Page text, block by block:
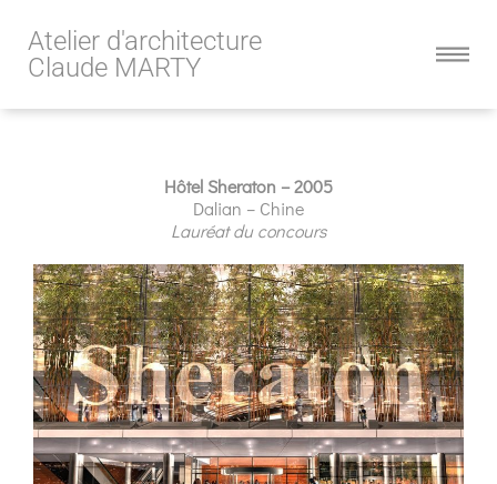
Atelier d'architecture
Claude MARTY
Hôtel Sheraton – 2005
Dalian – Chine
Lauréat du concours